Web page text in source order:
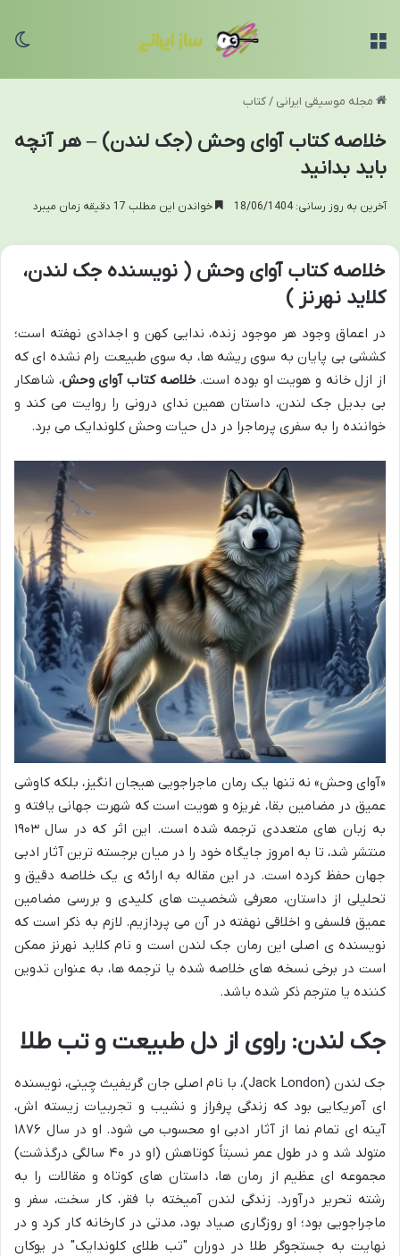
مجله موسیقی ایرانی /کتاب
خلاصه کتاب آوای وحش (جک لندن) – هر آنچه
باید بدانید
آخرین به روز رسانی: 18/06/1404 خواندن این مطلب 17 دقیقه زمان میبرد
خلاصه کتاب آوای وحش ( نویسنده جک لندن،
کلاید نهرنز )
در اعماق وجود هر موجود زنده، ندایی کهن و اجدادی نهفته است؛
کششی بی پایان به سوی ریشه ها، به سوی طبیعت رام نشده ای که
از ازل خانه و هویت او بوده است.خلاصه کتاب آوای وحش، شاهکار
بی بدیل جک لندن، داستان همین ندای درونی را روایت می کند و
خواننده را به سفری پرماجرا در دل حیات وحش کلوندایک می برد.
«آوای وحش» نه تنها یک رمان ماجراجویی هیجان انگیز، بلکه کاوشی
عمیق در مضامین بقا، غریزه و هویت است که شهرت جهانی یافته و
به زبان های متعددی ترجمه شده است. این اثر که در سال ۱۹۰۳
منتشر شد، تا به امروز جایگاه خود را در میان برجسته ترین آثار ادبی
جهان حفظ کرده است. در این مقاله به ارائه ی یک خلاصه دقیق و
تحلیلی از داستان، معرفی شخصیت های کلیدی و بررسی مضامین
عمیق فلسفی و اخلاقی نهفته در آن می پردازیم. لازم به ذکر است که
نویسنده ی اصلی این رمان جک لندن است و نام کلاید نهرنز ممکن
است در برخی نسخه های خلاصه شده یا ترجمه ها، به عنوان تدوین
کننده یا مترجم ذکر شده باشد.
جک لندن: راوی از دل طبیعت و تب طلا
جک لندن (Jack London)، با نام اصلی جان گریفیث چِینی، نویسنده
ای آمریکایی بود که زندگی پرفراز و نشیب و تجربیات زیسته اش،
آینه ای تمام نما از آثار ادبی او محسوب می شود. او در سال ۱۸۷۶
متولد شد و در طول عمر نسبتاً کوتاهش (او در ۴۰ سالگی درگذشت)
مجموعه ای عظیم از رمان ها، داستان های کوتاه و مقالات را به
رشته تحریر درآورد. زندگی لندن آمیخته با فقر، کار سخت، سفر و
ماجراجویی بود؛ او روزگاری صیاد بود، مدتی در کارخانه کار کرد و در
نهایت به جستجوگر طلا در دوران "تب طلای کلوندایک" در یوکان